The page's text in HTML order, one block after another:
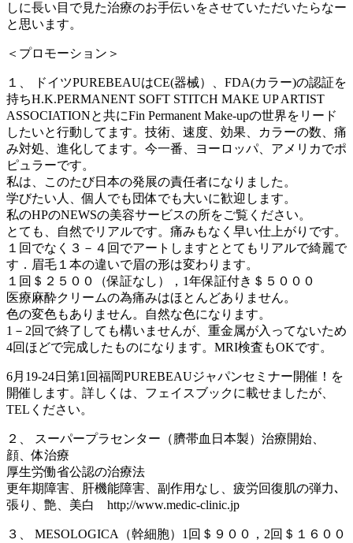
しに長い目で見た治療のお手伝いをさせていただいたらなー
と思います。
＜プロモーション＞
１、 ドイツPUREBEAUはCE(器械）、FDA(カラー)の認証を
持ちH.K.PERMANENT SOFT STITCH MAKE UP ARTIST
ASSOCIATIONと共にFin Permanent Make-upの世界をリード
したいと行動してます。技術、速度、効果、カラーの数、痛
み対処、進化してます。今一番、ヨーロッパ、アメリカでポ
ピュラーです。
私は、このたび日本の発展の責任者になりました。
学びたい人、個人でも団体でも大いに歓迎します。
私のHPのNEWSの美容サービスの所をご覧ください。
とても、自然でリアルです。痛みもなく早い仕上がりです。
１回でなく３－４回でアートしますととてもリアルで綺麗で
す．眉毛１本の違いで眉の形は変わります。
１回＄２５００（保証なし），1年保証付き＄５０００
医療麻酔クリームの為痛みはほとんどありません。
色の変色もありません。自然な色になります。
1－2回で終了しても構いませんが、重金属が入ってないため
4回ほどで完成したものになります。MRI検査もOKです。
6月19-24日第1回福岡PUREBEAUジャパンセミナー開催！を
開催します。詳しくは、フェイスブックに載せましたが、
TELください。
２、 スーパープラセンター（臍帯血日本製）治療開始、
顔、体治療
厚生労働省公認の治療法
更年期障害、肝機能障害、副作用なし、疲労回復肌の弾力､
張り、艶、美白 http;//www.medic-clinic.jp
３、 MESOLOGICA（幹細胞）1回＄９００，2回＄１６００